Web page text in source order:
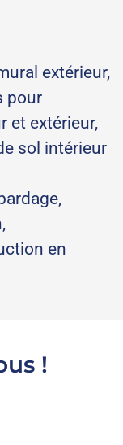
extérieur,
pour
et extérieur,
sol intérieur
en
!